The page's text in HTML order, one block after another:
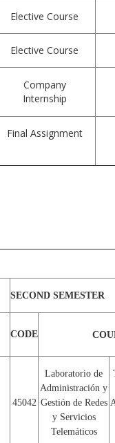
Elective Course
Elective Course
Company
Internship
Final Assignment
SECOND SEMESTER
CODE
45042
Laboratorio de
Administración y
Gestión de Redes
y Servicios
Telemáticos